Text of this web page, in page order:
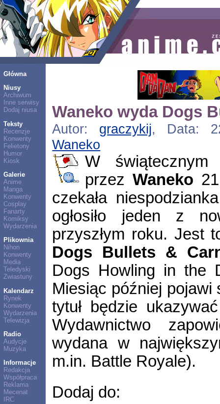
Główna
Niusy
Archiwum
Inne serwisy
Dodaj niusa
Teksty
Recenzje
Konwenty
Felietony
Humor
Kiosk
Galerie
Anime
Manga
Konwenty
Cosplay
Fanarty
Komiksy
Wydarzenia
Plikownia
Nihon
Konwenty
Media
Teledyski
Zwiastuny
Kalendarz
Rynek
Konwenty
Wydarzenia
Telewizja
Radio
Audycje
Muzyka
Informacje
Redakcja
Współpraca
Reklama
Mecenat
IRC
Waneko wyda Dogs
Autor: graczykij, Data:
Waneko
W świątecznym
przez Waneko
czekała
ogłosiło jeden z
przyszłym roku. Jest
Dogs Bullets &
Dogs Howling in the
Miesiąc później
tytuł będzie
Wydawnictwo
wydana w
m.in. Battle Royale).
Dodaj do: